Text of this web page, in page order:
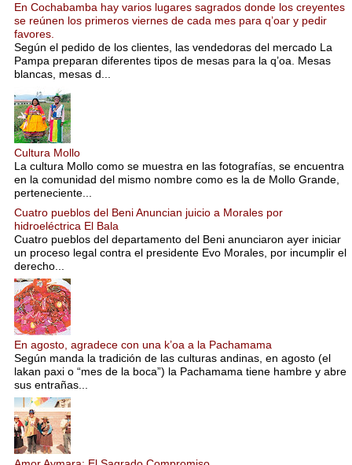
En Cochabamba hay varios lugares sagrados donde los creyentes
se reúnen los primeros viernes de cada mes para q’oar y pedir
favores.
Según el pedido de los clientes, las vendedoras del mercado La
Pampa preparan diferentes tipos de mesas para la q’oa. Mesas
blancas, mesas d...
Cultura Mollo
La cultura Mollo como se muestra en las fotografías, se encuentra
en la comunidad del mismo nombre como es la de Mollo Grande,
perteneciente...
Cuatro pueblos del Beni Anuncian juicio a Morales por
hidroeléctrica El Bala
Cuatro pueblos del departamento del Beni anunciaron ayer iniciar
un proceso legal contra el presidente Evo Morales, por incumplir el
derecho...
En agosto, agradece con una k’oa a la Pachamama
Según manda la tradición de las culturas andinas, en agosto (el
lakan paxi o “mes de la boca”) la Pachamama tiene hambre y abre
sus entrañas...